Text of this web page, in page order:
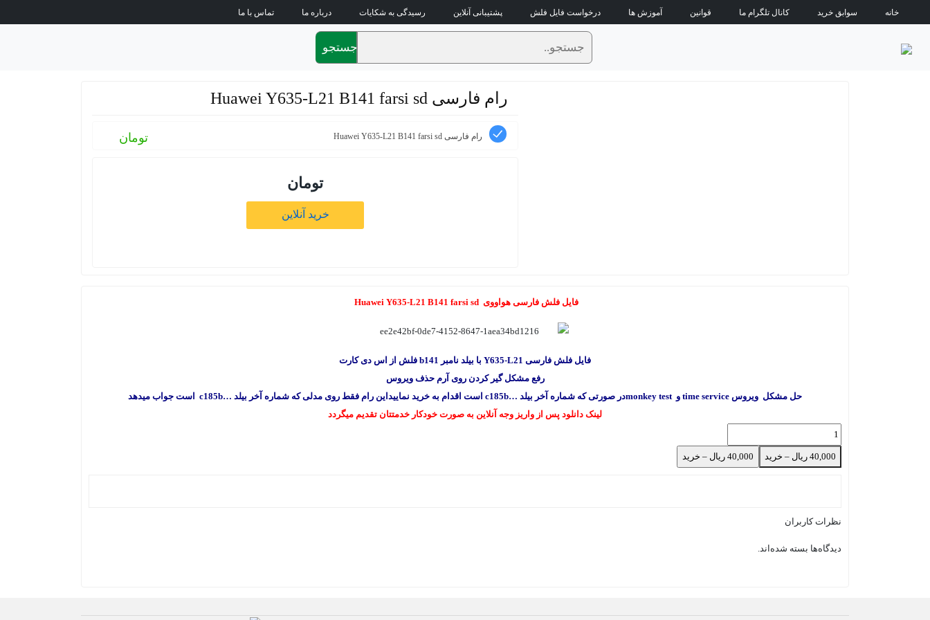
خانه سوابق خرید کانال تلگرام ما قوانین آموزش ها درخواست فایل فلش پشتیبانی آنلاین رسیدگی به شکایات درباره ما تماس با ما
جستجو
رام فارسی Huawei Y635-L21 B141 farsi sd
رام فارسی Huawei Y635-L21 B141 farsi sd تومان
تومان
خرید آنلاین
فایل فلش فارسی هواووی Huawei Y635-L21 B141 farsi sd
فایل فلش فارسی Y635-L21 با بیلد نامبر b141 فلش از اس دی کارت
رفع مشکل گیر کردن روی آرم حذف ویروس
حل مشکل ویروس time service و monkey test
در صورتی که شماره آخر بیلد …c185b است اقدام به خرید نمایید
این رام فقط روی مدلی که شماره آخر بیلد …c185b است جواب میدهد
لینک دانلود پس از واریز وجه آنلاین به صورت خودکار خدمتتان تقدیم میگردد
40,000 ریال – خرید
نظرات کاربران
دیدگاه‌ها بسته شده‌اند.